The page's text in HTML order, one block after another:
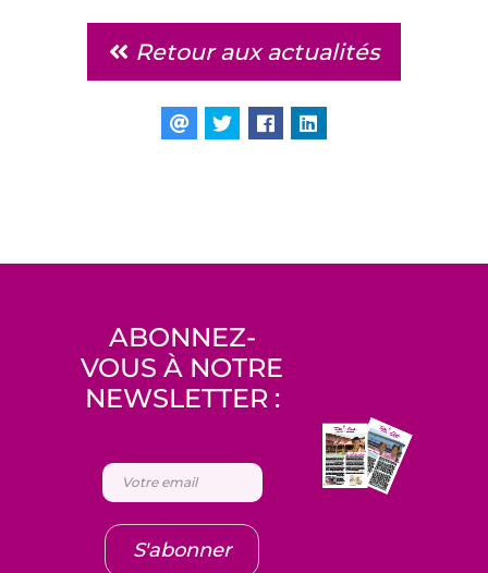
Retour aux actualités
ABONNEZ-
VOUS À NOTRE
NEWSLETTER :
S'abonner